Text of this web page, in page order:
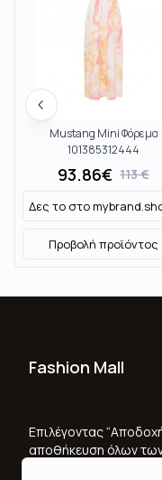
Επιλέγοντας
αποθήκευση όλων
Mustang Mini Φόρεμα
101385312444
93.86€ 113€
Δες το στο
Προβολή προϊόντος
Fashion Mall
Όροι Χρήσης &
Πολιτική